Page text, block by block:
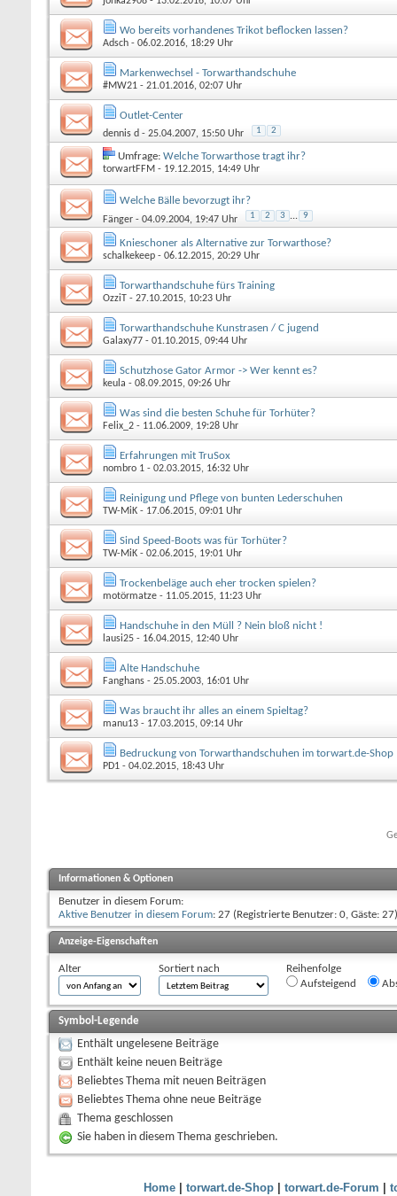
Wo bereits vorhandenes Trikot beflocken lassen?
Adsch - 06.02.2016, 18:29 Uhr
Markenwechsel - Torwarthandschuhe
#MW21 - 21.01.2016, 02:07 Uhr
Outlet-Center
dennis d - 25.04.2007, 15:50 Uhr 1 2
Umfrage: Welche Torwarthose tragt ihr?
torwartFFM - 19.12.2015, 14:49 Uhr
Welche Bälle bevorzugt ihr?
Fänger - 04.09.2004, 19:47 Uhr 1 2 3 ... 9
Knieschoner als Alternative zur Torwarthose?
schalkekeep - 06.12.2015, 20:29 Uhr
Torwarthandschuhe fürs Training
OzziT - 27.10.2015, 10:23 Uhr
Torwarthandschuhe Kunstrasen / C jugend
Galaxy77 - 01.10.2015, 09:44 Uhr
Schutzhose Gator Armor -> Wer kennt es?
keula - 08.09.2015, 09:26 Uhr
Was sind die besten Schuhe für Torhüter?
Felix_2 - 11.06.2009, 19:28 Uhr
Erfahrungen mit TruSox
nombro 1 - 02.03.2015, 16:32 Uhr
Reinigung und Pflege von bunten Lederschuhen
TW-MiK - 17.06.2015, 09:01 Uhr
Sind Speed-Boots was für Torhüter?
TW-MiK - 02.06.2015, 19:01 Uhr
Trockenbeläge auch eher trocken spielen?
motörmatze - 11.05.2015, 11:23 Uhr
Handschuhe in den Müll ? Nein bloß nicht !
lausi25 - 16.04.2015, 12:40 Uhr
Alte Handschuhe
Fanghans - 25.05.2003, 16:01 Uhr
Was braucht ihr alles an einem Spieltag?
manu13 - 17.03.2015, 09:14 Uhr
Bedruckung von Torwarthandschuhen im torwart.de-Shop
PD1 - 04.02.2015, 18:43 Uhr
Informationen & Optionen
Benutzer in diesem Forum:
Aktive Benutzer in diesem Forum: 27 (Registrierte Benutzer: 0, Gäste: 27)
Anzeige-Eigenschaften
Alter Sortiert nach
Reihenfolge
Aufsteigend
Symbol-Legende
Enthält ungelesene Beiträge
Enthält keine neuen Beiträge
Beliebtes Thema mit neuen Beiträgen
Beliebtes Thema ohne neue Beiträge
Thema geschlossen
Sie haben in diesem Thema geschrieben.
Home| torwart.de-Shop| torwart.de-Forum